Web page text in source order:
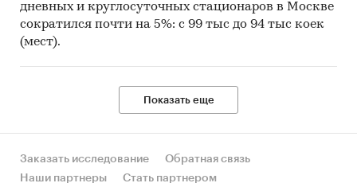
дневных и круглосуточных стационаров в Москве
сократился почти на 5%: с 99 тыс до 94 тыс коек
(мест).
Показать еще
Заказать исследование
Обратная связь
Наши партнеры
Стать партнером